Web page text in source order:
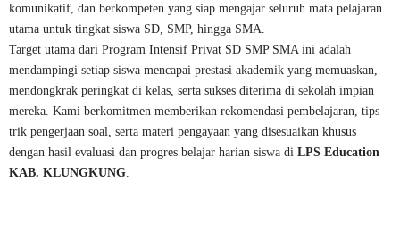
komunikatif, dan berkompeten yang siap mengajar seluruh mata pelajaran
utama untuk tingkat siswa SD, SMP, hingga SMA.
Target utama dari Program Intensif Privat SD SMP SMA ini adalah
mendampingi setiap siswa mencapai prestasi akademik yang memuaskan,
mendongkrak peringkat di kelas, serta sukses diterima di sekolah impian
mereka. Kami berkomitmen memberikan rekomendasi pembelajaran, tips
trik pengerjaan soal, serta materi pengayaan yang disesuaikan khusus
dengan hasil evaluasi dan progres belajar harian siswa di LPS Education
KAB. KLUNGKUNG